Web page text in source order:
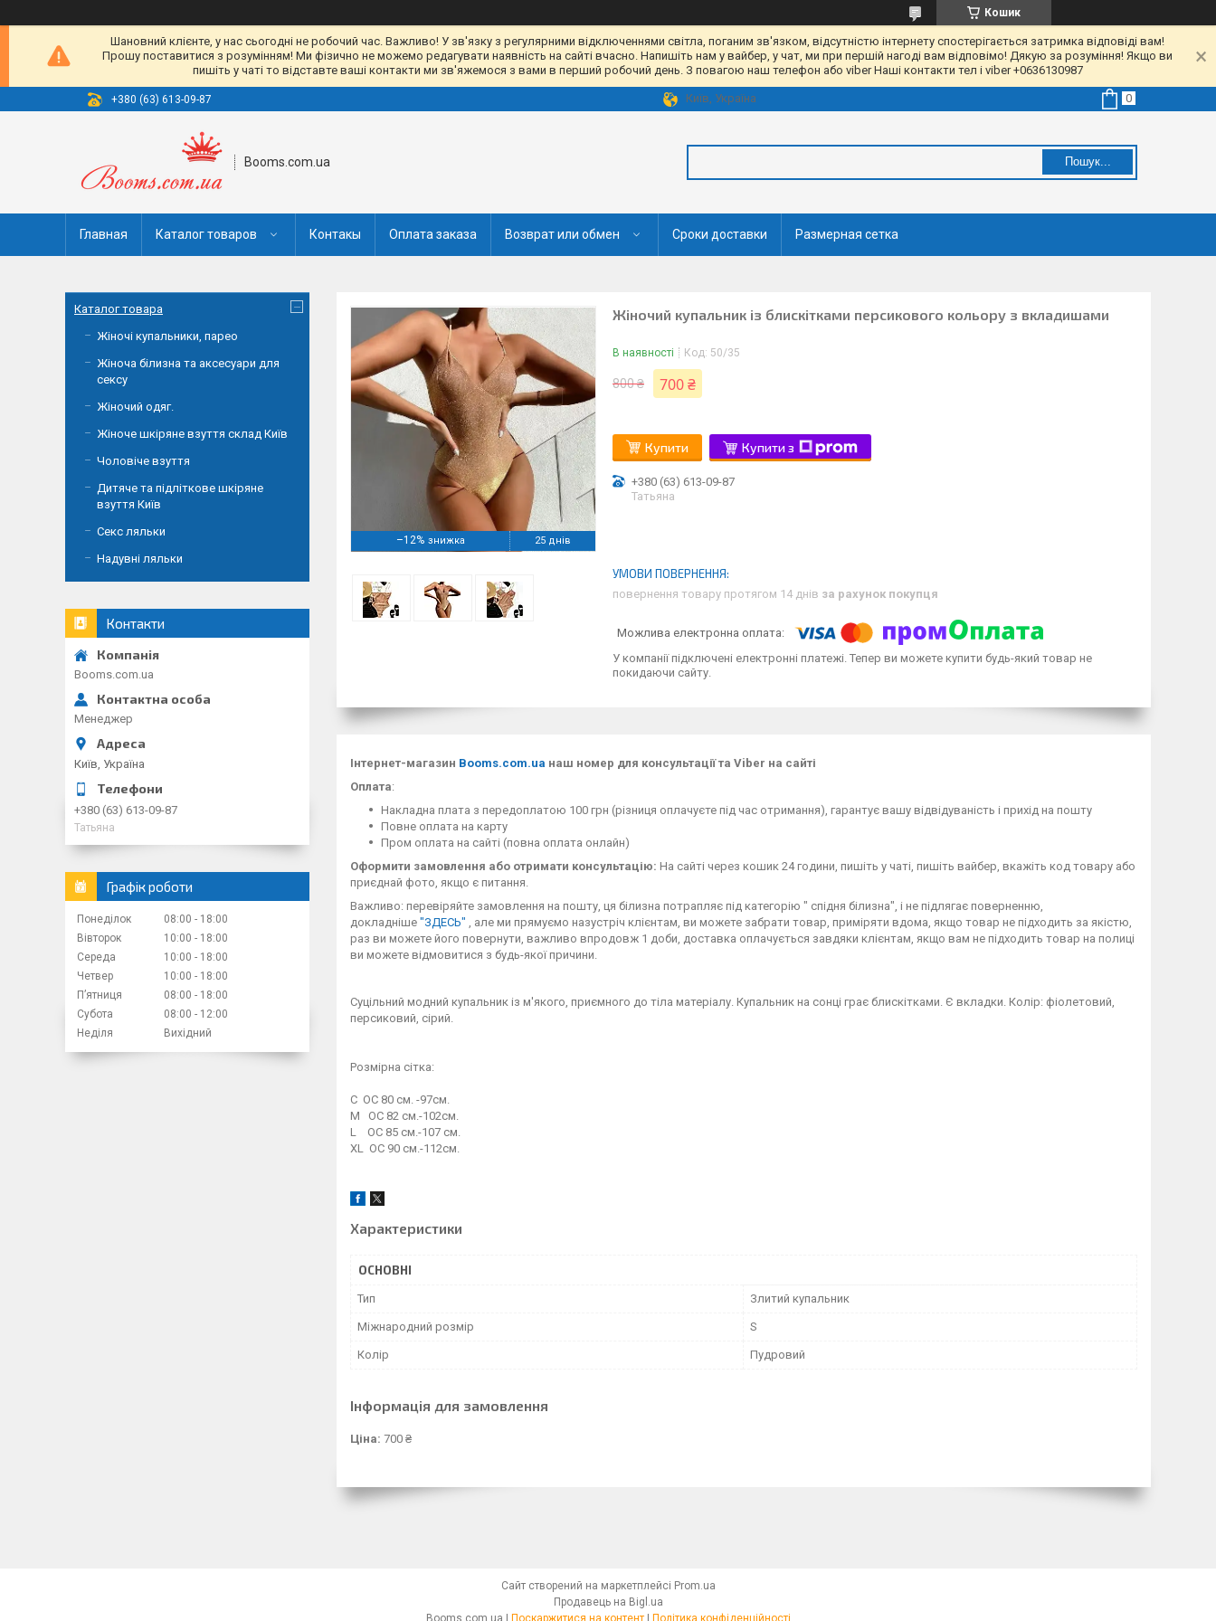
Кошик
Шановний клієнте, у нас сьогодні не робочий час. Важливо! У зв'язку з регулярними відключеннями світла, поганим зв'язком, відсутністю інтернету спостерігається затримка відповіді вам!
Прошу поставитися з розумінням! Ми фізично не можемо редагувати наявність на сайті вчасно. Напишіть нам у вайбер, у чат, ми при першій нагоді вам відповімо! Дякую за розуміння! Якщо ви
пишіть у чаті то відставте ваші контакти ми зв'яжемося з вами в перший робочий день. З повагою наш телефон або viber Наші контакти тел і viber +0636130987
+380 (63) 613-09-87 Київ, Україна
Booms.com.ua Пошук...
Главная Каталог товаров Контакы Оплата заказа Возврат или обмен Сроки доставки Размерная сетка
–12% 25 днів
Жіночий купальник із блискітками персикового кольору з вкладишами
В наявності Код: 50/35
800 ₴ 700 ₴
Купити Купити з
+380 (63) 613-09-87
Татьяна
повернення товару протягом 14 днів за рахунок покупця
У компанії підключені електронні платежі. Тепер ви можете купити будь-який товар не
покидаючи сайту.
Інтернет-магазин Booms.com.ua наш номер для консультації та Viber на сайті
Оплата:
Накладна плата з передоплатою 100 грн (різниця оплачуєте під час отримання), гарантує вашу відвідуваність і прихід на пошту
Повне оплата на карту
Пром оплата на сайті (повна оплата онлайн)
Оформити замовлення або отримати консультацію: На сайті через кошик 24 години, пишіть у чаті, пишіть вайбер, вкажіть код товару або
приєднай фото, якщо є питання.
Важливо: перевіряйте замовлення на пошту, ця білизна потрапляє під категорію " спідня білизна", і не підлягає поверненню,
докладніше "ЗДЕСЬ" , але ми прямуємо назустріч клієнтам, ви можете забрати товар, приміряти вдома, якщо товар не підходить за якістю,
раз ви можете його повернути, важливо впродовж 1 доби, доставка оплачується завдяки клієнтам, якщо вам не підходить товар на полиці
ви можете відмовитися з будь-якої причини.
Суцільний модний купальник із м'якого, приємного до тіла матеріалу. Купальник на сонці грає блискітками. Є вкладки. Колір: фіолетовий,
персиковий, сірий.
Розмірна сітка:
С ОС 80 см. -97см.
M ОС 82 см.-102см.
L ОС 85 см.-107 см.
XL ОС 90 см.-112см.
Характеристики
ОСНОВНІ
Тип Злитий купальник
Міжнародний розмір S
Колір Пудровий
Інформація для замовлення
Ціна: 700 ₴
Каталог товара
Жіночі купальники, парео
Жіноча білизна та аксесуари для
сексу
Жіночий одяг.
Жіноче шкіряне взуття склад Київ
Чоловіче взуття
Дитяче та підліткове шкіряне
взуття Київ
Секс ляльки
Надувні ляльки
Контакти
Booms.com.ua
Менеджер
Київ, Україна
+380 (63) 613-09-87
Татьяна
Графік роботи
Понеділок 08:00
18:00
Вівторок
10:00
18:00
Середа
10:00
18:00
Четвер
10:00
18:00
Пʼятниця
08:00
18:00
Субота
08:00
12:00
Неділя
Вихідний
Сайт створений на маркетплейсі Prom.ua
Продавець на Bigl.ua
Booms.com.ua | Поскаржитися на контент | Політика конфіденційності